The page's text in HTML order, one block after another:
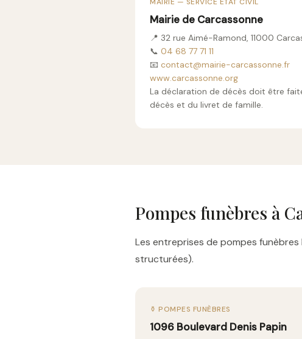
Mairie de Carcassonne
📍 32 rue Aimé-Ramond, 11000
📞 04 68 77 71 11
📧 contact@mairie-carcassonne.fr
www.carcassonne.org
La déclaration de décès doit être
décès et du livret de famille.
Pompes funèbres à
Les entreprises de pompes funèbres
structurées).
⚱️ POMPES FUNÈBRES
1096 Boulevard Denis Papin